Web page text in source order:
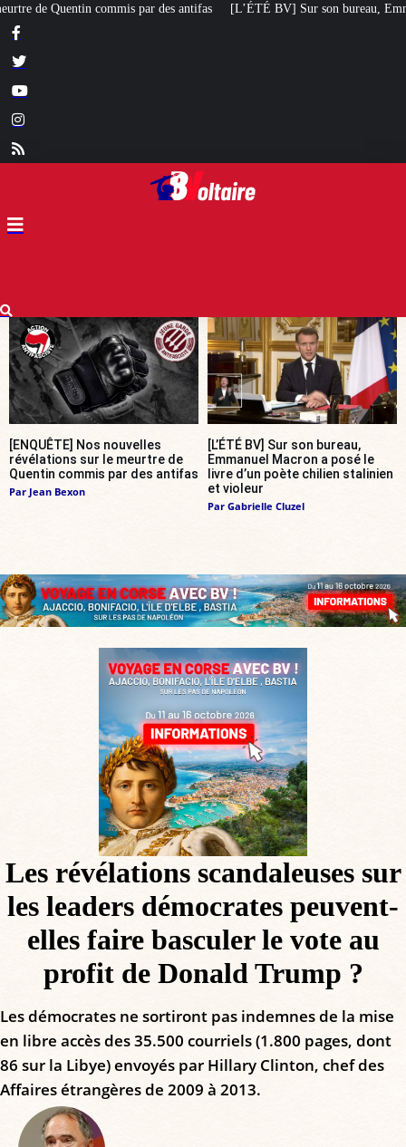
[L’ÉTÉ BV] Sur son bureau, Emmanuel Macron a posé le livre d’un
[ENQUÊTE] Nos nouvelles
révélations sur le meurtre de
Quentin commis par des antifas
Par Jean Bexon
[L’ÉTÉ BV] Sur son bureau,
Emmanuel Macron a posé le
livre d’un poète chilien stalinien
et violeur
Par Gabrielle Cluzel
Les révélations scandaleuses sur
les leaders démocrates peuvent-
elles faire basculer le vote au
profit de Donald Trump ?
Les démocrates ne sortiront pas indemnes de la mise
en libre accès des 35.500 courriels (1.800 pages, dont
86 sur la Libye) envoyés par Hillary Clinton, chef des
Affaires étrangères de 2009 à 2013.